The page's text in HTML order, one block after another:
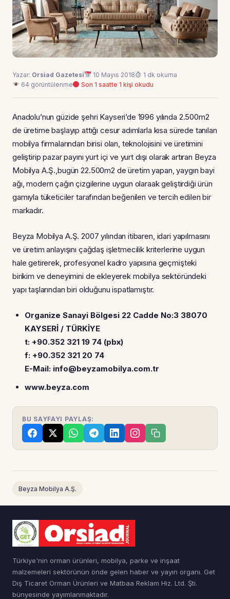
Yazar: Orsiad Gazetesi 10 Mayıs 2018
1 dk okuma
64 görüntülenme
Son 1 saatte 1 kişi okudu
Anadolu’nun güzide şehri Kayseri’de 1996 yılında 2.500m2
de üretime başlayıp attığı cesur adımlarla kısa sürede tanılan
mobilya firmalarından birisi olan, teknolojisini ve üretimini
geliştirip pazar payını yurt içi ve yurt dışı olarak artıran Beyza
Mobilya A.Ş.,bugün 22.500m2 de üretim yapan, yaygın bayi
ağı, modern çağın çizgilerine uygun olaraak geliştirdiği ürün
gamıyla tüketiciler tarafından beğenilen ve tercih edilen bir
markadır.
Beyza Mobilya A.Ş. 2007 yılından itibaren, idari yapılmasını
ve üretim anlayışını çağdaş işletmecilik kriterlerine uygun
hale getirerek, profesyonel kadro yapısına geçmişteki
birikim ve deneyimini de ekleyerek mobilya sektöründeki
yapı taşlarından biri olduğunu ispatlamıştır.
Organize Sanayi Bölgesi 22 Cadde No:3 38070
KAYSERİ / TÜRKİYE
t: +90.352 321 19 74 (pbx)
f: +90.352 321 20 74
E-Mail: info@beyzamobilya.com.tr
www.beyza.com
BU SAYFAYI PAYLAŞ:
Beyza Mobilya A.Ş.
Türkiye'nin orman ürünleri, mobilya, parke ve inşaat
malzemeleri sektörünün önde gelen haber ve yayın organı. Get
Dış Ticaret Orman Ürünleri ve Matbaa Reklam Hiz. Ltd. Şti.
bünyesinde yayımlanmaktadır.